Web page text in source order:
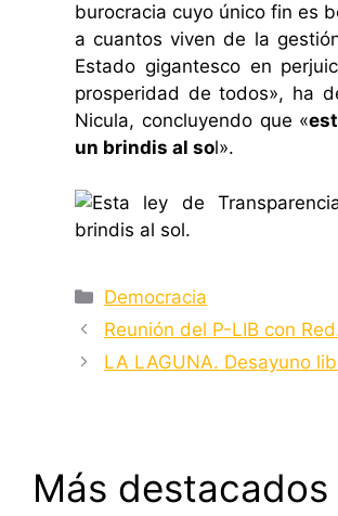
burocracia cuyo único fin es
a cuantos viven de la
Estado gigantesco en
prosperidad de todos», ha
Nicula, concluyendo que «
un brindis al sol».
Categorías
Democracia
Reunión del P-LIB con
LA LAGUNA. Desayuno
Más destacados